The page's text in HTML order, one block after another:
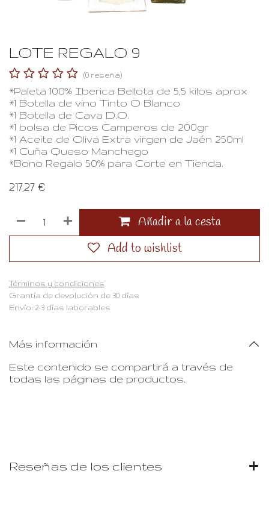
LOTE REGALO 9
(0 reseña)
*Paleta 100% Iberica Bellota de 5,5 kilos aprox
*1 Botella de vino Tinto O Blanco
*1 Botella de Cava D.O.
*1 bolsa de Picos Camperos de 200gr
*1 Aceite de Oliva Extra virgen de Jaén 250ml
*1 Cuña Queso Manchego
*Bono Regalo 50% para Corte en Tienda.
217,27 €
Añadir a la cesta
Add to wishlist
Términos y condiciones
Grantía de devolución de 30 días
Envío: 2-3 días laborables
Más información
Este contenido se compartirá a través de
todas las páginas de productos.
Reseñas de los clientes